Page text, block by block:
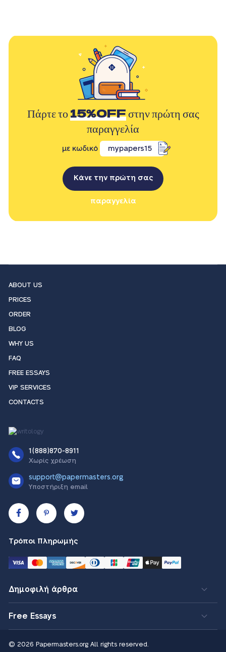
Πάρτε το15%OFFστην πρώτη σας
παραγγελία
με κωδικό mypapers15
Κάνε την πρώτη σας
παραγγελία
ABOUT US
PRICES
ORDER
BLOG
WHY US
FAQ
FREE ESSAYS
VIP SERVICES
CONTACTS
1(888)870-8911
Χωρίς χρέωση
support@papermasters.org
Υποστήριξη email
Τρόποι Πληρωμής
Δημοφιλή άρθρα
Free Essays
© 2026 Papermasters.org All rights reserved.